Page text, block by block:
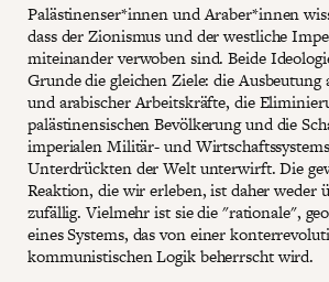
Palästinenser*innen und Araber*innen
dass der Zionismus und der westliche
miteinander verwoben sind. Beide
Grunde die gleichen Ziele: die Ausbeutung
und arabischer Arbeitskräfte, die
palästinensischen Bevölkerung und die
imperialen Militär- und
Unterdrückten der Welt unterwirft. Die
Reaktion, die wir erleben, ist daher weder
zufällig. Vielmehr ist sie die "rationale",
eines Systems, das von einer
kommunistischen Logik beherrscht wird.